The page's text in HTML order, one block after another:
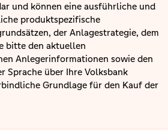
und können eine ausführliche und
produktspezifische
der Anlagestrategie, dem
bitte den aktuellen
Anlegerinformationen sowie den
Sprache über Ihre Volksbank
Grundlage für den Kauf der